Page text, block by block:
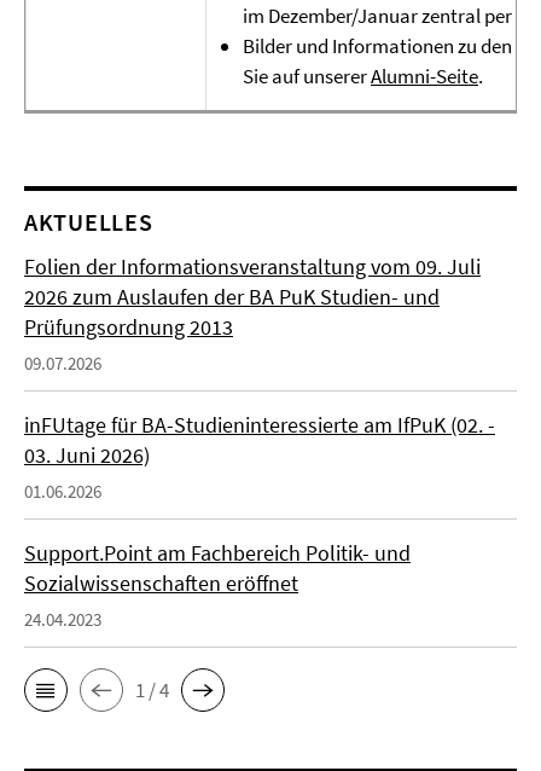
im Dezember/Januar zentral per
Bilder und Informationen zu den
Sie auf unsererAlumni-Seite.
AKTUELLES
Folien der Informationsveranstaltung vom 09. Juli
2026 zum Auslaufen der BA PuK Studien- und
Prüfungsordnung 2013
09.07.2026
inFUtage für BA-Studieninteressierte am IfPuK (02. -
03. Juni 2026)
01.06.2026
Support.Point am Fachbereich Politik- und
Sozialwissenschaften eröffnet
24.04.2023
1 / 4